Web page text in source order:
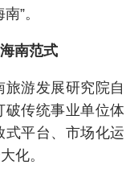
”。
南范式
游发展研究院自
破传统事业单位体
式平台、市场化运
化。